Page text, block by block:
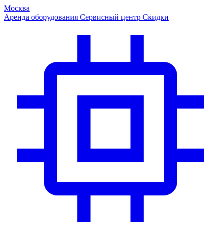
Москва
Аренда оборудования Сервисный центр Скидки